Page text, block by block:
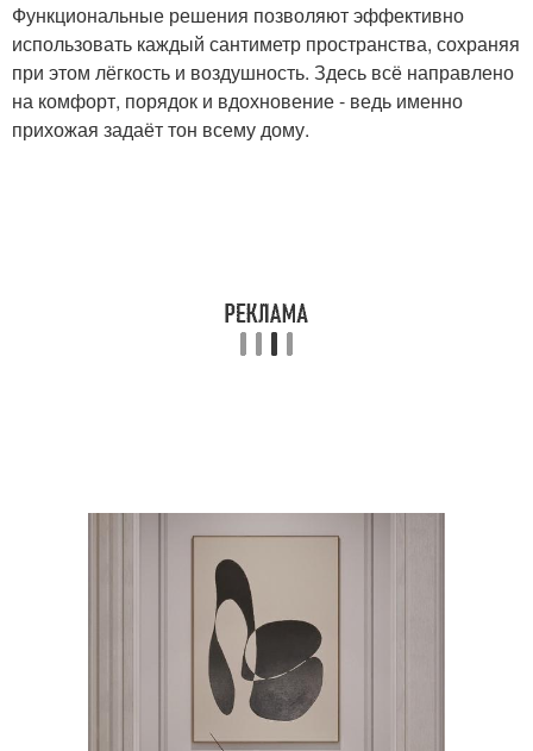
Функциональные решения позволяют эффективно
использовать каждый сантиметр пространства, сохраняя
при этом лёгкость и воздушность. Здесь всё направлено
на комфорт, порядок и вдохновение - ведь именно
прихожая задаёт тон всему дому.